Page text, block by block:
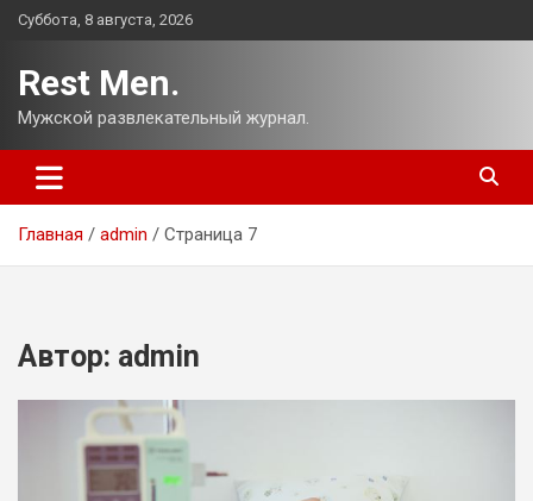
Перейти
Суббота, 8 августа, 2026
Rest Men.
Мужской развлекательный журнал.
Главная admin Страница 7
Автор: admin